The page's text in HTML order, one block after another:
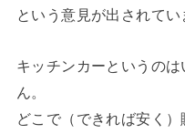
という意見が出されてい
キッチンカーというの
ん。
どこで（できれば安く）